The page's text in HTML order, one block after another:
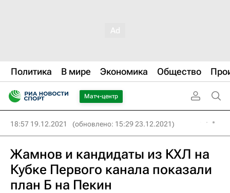
Политика В мире Экономика Общество
Матч-центр
18:57 19.12.2021 (обновлено: 15:29 23.12.2021)
Жамнов и кандидаты из КХЛ на
Кубке Первого канала показали
план Б на Пекин